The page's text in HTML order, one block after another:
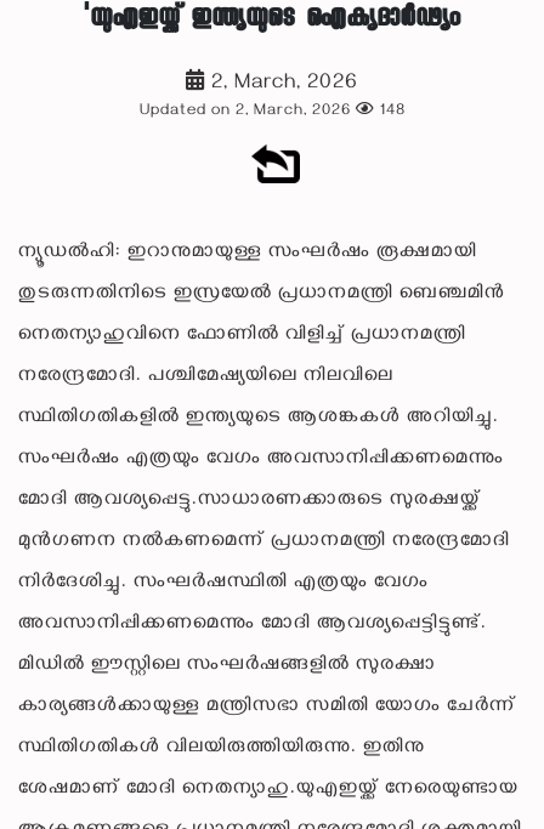
'യുഎഇയ്ക്ക് ഇന്ത്യയുടെ ഐക്യദാര്‍ഢ്യം
2, March, 2026
Updated on 2, March, 2026 148
ന്യൂഡല്‍ഹി: ഇറാനുമായുള്ള സംഘര്‍ഷം രൂക്ഷമായി
തുടരുന്നതിനിടെ ഇസ്രയേല്‍ പ്രധാനമന്ത്രി ബെഞ്ചമിന്‍
നെതന്യാഹുവിനെ ഫോണില്‍ വിളിച്ച് പ്രധാനമന്ത്രി
നരേന്ദ്രമോദി. പശ്ചിമേഷ്യയിലെ നിലവിലെ
സ്ഥിതിഗതികളില്‍ ഇന്ത്യയുടെ ആശങ്കകള്‍ അറിയിച്ചു.
സംഘര്‍ഷം എത്രയും വേഗം അവസാനിപ്പിക്കണമെന്നും
മോദി ആവശ്യപ്പെട്ടു.സാധാരണക്കാരുടെ സുരക്ഷയ്ക്ക്
മുന്‍ഗണന നല്‍കണമെന്ന് പ്രധാനമന്ത്രി നരേന്ദ്രമോദി
നിര്‍ദേശിച്ചു. സംഘര്‍ഷസ്ഥിതി എത്രയും വേഗം
അവസാനിപ്പിക്കണമെന്നും മോദി ആവശ്യപ്പെട്ടിട്ടുണ്ട്.
മിഡില്‍ ഈസ്റ്റിലെ സംഘര്‍ഷങ്ങളില്‍ സുരക്ഷാ
കാര്യങ്ങള്‍ക്കായുള്ള മന്ത്രിസഭാ സമിതി യോഗം ചേര്‍ന്ന്
സ്ഥിതിഗതികള്‍ വിലയിരുത്തിയിരുന്നു. ഇതിനു
ശേഷമാണ് മോദി നെതന്യാഹു.യുഎഇയ്ക്ക് നേരെയുണ്ടായ